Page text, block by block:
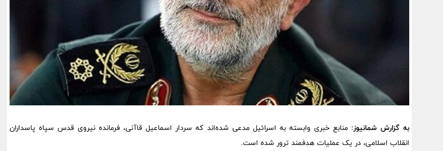
به گزارش شمانیوز:منابع خبری وابسته به اسرائیل مدعی شده‌اند که سردار اسماعیل قاآنی، فرمانده نیروی قدس سپاه پاسداران
انقلاب اسلامی، در یک عملیات هدفمند ترور شده است.